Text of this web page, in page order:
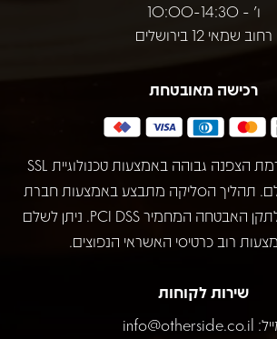
ו' - 10:00-14:30
רחוב שמאי 12 בירושלים
רכישה מאובטחת
האתר מאובטח ברמת הצפנה גבוהה באמצעות טכנולוגיית SSL
תהליך הסליקה מתבצע באמצעות חברת
COMAX בהתאם לתקן האבטחה המחמיר PCI DSS. ניתן לשלם
רוב כרטיסי האשראי הנפוצים.
שירות לקוחות
info@otherside.co.il